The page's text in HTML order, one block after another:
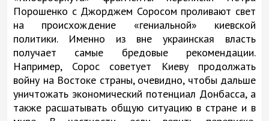
Порошенко с Джорджем Соросом проливают свет
на происхождение «гениальной» киевской
политики. Именно из вне украинская власть
получает самые бредовые рекомендации.
Например, Сорос советует Киеву продолжать
войну на Востоке страны, очевидно, чтобы дальше
уничтожать экономический потенциал Донбасса, а
также расшатывать общую ситуацию в стране и в